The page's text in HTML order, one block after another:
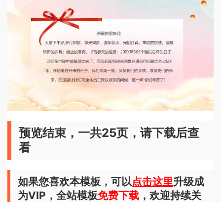
预览结束，一共25页，请下载后查
看
如果您喜欢本模板，可以点击这里升级成
为VIP，全站模板免费下载 ，欢迎持续关